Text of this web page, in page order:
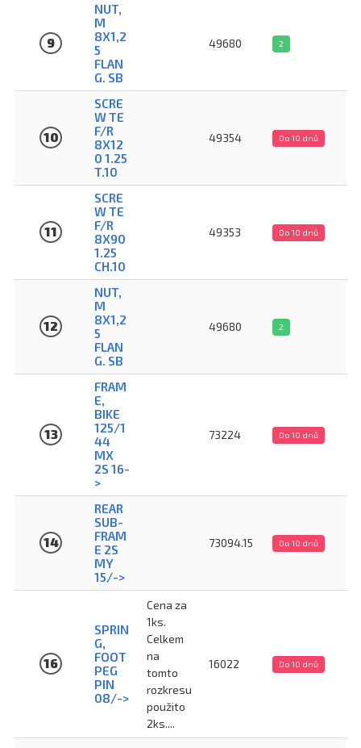
9
NUT,
M
8X1,2
5
FLAN
G. SB
49680 2
10
SCRE
W TE
F/R
8X12
0 1.25
T.10
49354 Do 10 dnů
11
SCRE
W TE
F/R
8X90
1.25
CH.10
49353 Do 10 dnů
12
NUT,
M
8X1,2
5
FLAN
G. SB
49680 2
13
FRAM
E,
BIKE
125/1
44
MX
2S 16-
>
73224 Do 10 dnů
14
REAR
SUB-
FRAM
E 2S
MY
15/->
73094.15 Do 10 dnů
16
SPRIN
G,
FOOT
PEG
PIN
08/->
Cena za
1ks.
Celkem
na
tomto
rozkresu
použito
2ks....
16022 Do 10 dnů